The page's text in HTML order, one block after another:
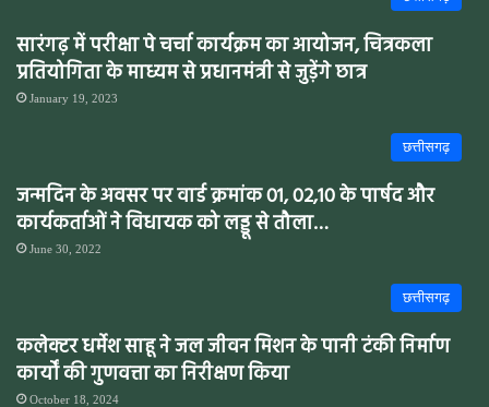
सारंगढ़ में परीक्षा पे चर्चा कार्यक्रम का आयोजन, चित्रकला
प्रतियोगिता के माध्यम से प्रधानमंत्री से जुड़ेंगे छात्र
January 19, 2023
छत्तीसगढ़
जन्मदिन के अवसर पर वार्ड क्रमांक 01, 02,10 के पार्षद और
कार्यकर्ताओं ने विधायक को लड्डू से तौला…
June 30, 2022
छत्तीसगढ़
कलेक्टर धर्मेश साहू ने जल जीवन मिशन के पानी टंकी निर्माण
कार्यों की गुणवत्ता का निरीक्षण किया
October 18, 2024